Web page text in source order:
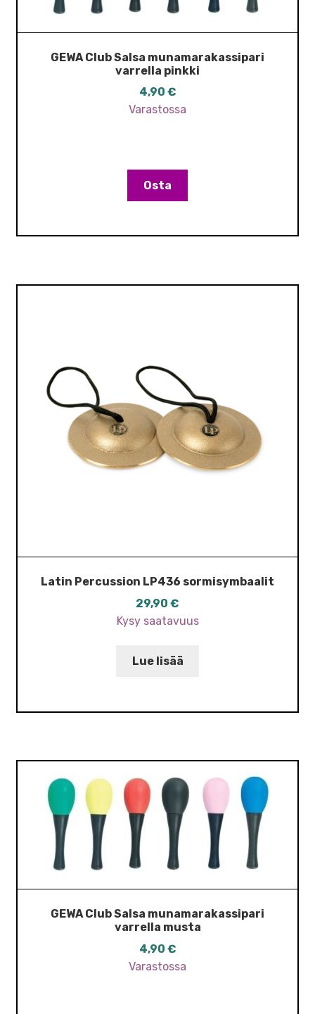
GEWA Club Salsa munamarakassipari
varrella pinkki
4,90 €
Varastossa
Osta
Latin Percussion LP436 sormisymbaalit
29,90 €
Kysy saatavuus
Lue lisää
GEWA Club Salsa munamarakassipari
varrella musta
4,90 €
Varastossa